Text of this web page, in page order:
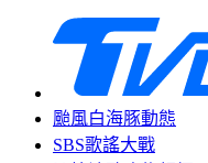
颱風白海豚動態
SBS歌謠大戰